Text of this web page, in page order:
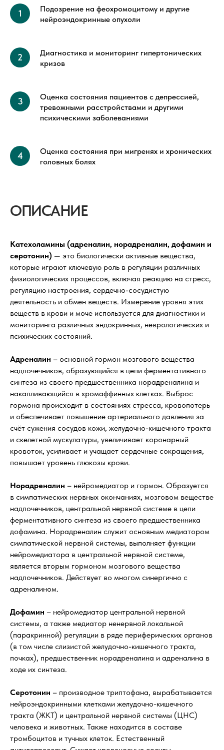
Подозрение на феохромоцитому и другие
нейроэндокринные опухоли
Диагностика и мониторинг гипертонических
кризов
Оценка состояния пациентов с депрессией,
тревожными расстройствами и другими
психическими заболеваниями
Оценка состояния при мигренях и хронических
головных болях
ОПИСАНИЕ
Катехоламины (адреналин, норадреналин, дофамин и
серотонин) — это биологически активные вещества,
которые играют ключевую роль в регуляции различных
физиологических процессов, включая реакцию на стресс,
регуляцию настроения, сердечно-сосудистую
деятельность и обмен веществ. Измерение уровня этих
веществ в крови и моче используется для диагностики и
мониторинга различных эндокринных, неврологических и
психических состояний.
Адреналин – основной гормон мозгового вещества
надпочечников, образующийся в цепи ферментативного
синтеза из своего предшественника норадреналина и
накапливающийся в хромаффинных клетках. Выброс
гормона происходит в состояниях стресса, кровопотерь
и обеспечивает повышение артериального давления за
счёт сужения сосудов кожи, желудочно-кишечного тракта
и скелетной мускулатуры, увеличивает коронарный
кровоток, усиливает и учащает сердечные сокращения,
повышает уровень глюкозы крови.
Норадреналин – нейромедиатор и гормон. Образуется
в симпатических нервных окончаниях, мозговом веществе
надпочечников, центральной нервной системе в цепи
ферментативного синтеза из своего предшественника
дофамина. Норадреналин служит основным медиатором
симпатической нервной системы, выполняет функции
нейромедиатора в центральной нервной системе,
является вторым гормоном мозгового вещества
надпочечников. Действует во многом синергично с
адреналином.
Дофамин – нейромедиатор центральной нервной
системы, а также медиатор ненервной локальной
(паракринной) регуляции в ряде периферических органов
(в том числе слизистой желудочно-кишечного тракта,
почках), предшественник норадреналина и адреналина в
ходе их синтеза.
Серотонин – производное триптофана, вырабатывается
нейроэндокринными клетками желудочно-кишечного
тракта (ЖКТ) и центральной нервной системы (ЦНС)
человека и животных. Также находится в составе
тромбоцитов и тучных клеток. Естественный